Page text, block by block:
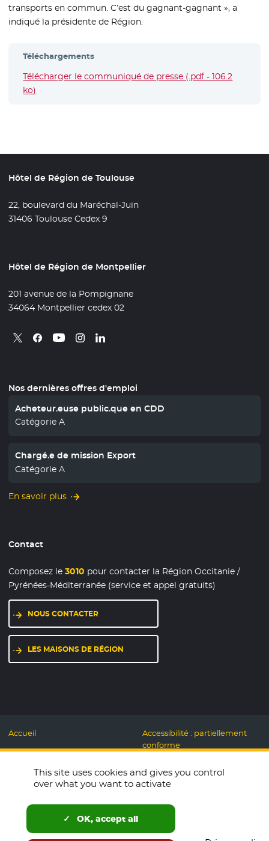
transports en commun. C’est du gagnant-gagnant », a
indiqué la présidente de Région.
Téléchargements
Télécharger le communiqué de presse (.pdf - 106.2
ko)
Hôtel de Région de Toulouse
22, boulevard du Maréchal-Juin
31406 Toulouse Cedex 9
Hôtel de Région de Montpellier
201 avenue de la Pompignane
34064 Montpellier cedex 02
Retrouvez nous sur X
- Nouvelle fenêtre
Retrouvez nous sur Facebook
- Nouvelle fenêtre
Retrouvez nous sur Youtube
- Nouvelle fenêtre
Retrouvez nous sur Instagram
- Nouvelle fenêtre
Retrouvez nous sur Linkedin
- Nouvelle fenêtre
Nos dernières offres d'emploi
Acheteur.euse public.que en CDD
Catégorie A
Chargé.e de mission Export
Catégorie A
En savoir plus
Contact
Composez le3010 pour contacter la Région Occitanie /
Pyrénées-Méditerranée (service et appel gratuits)
NOUS CONTACTER
LES MAISONS DE RÉGION
Accueil
Mentions légales
Données personnelles et
Cookies
Espace presse
Télécharger le logo
Accessibilité : partiellement
conforme
Responsable
Plan du site
This site uses cookies and gives you control
over what you want to activate
OK, accept all